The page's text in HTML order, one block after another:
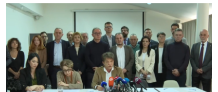
FOTOGALERIJE
RAT U UKRAJINI
KINA NA BALKANU
RSE PRIČE IZ SVIJETA
ISPRIČAJ MI
DNEVNO@RSE